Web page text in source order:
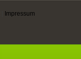
Impressum